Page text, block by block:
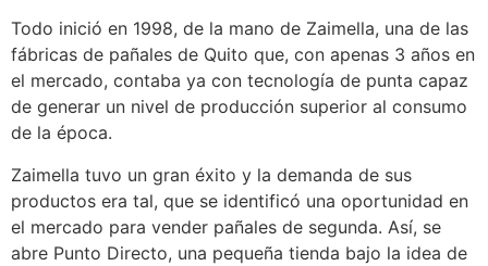
Todo inició en 1998, de la mano de Zaimella, una de las
fábricas de pañales de Quito que, con apenas 3 años en
el mercado, contaba ya con tecnología de punta capaz
de generar un nivel de producción superior al consumo
de la época.
Zaimella tuvo un gran éxito y la demanda de sus
productos era tal, que se identificó una oportunidad en
el mercado para vender pañales de segunda. Así, se
abre Punto Directo, una pequeña tienda bajo la idea de